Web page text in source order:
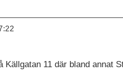
Källgatan 11 där bland annat